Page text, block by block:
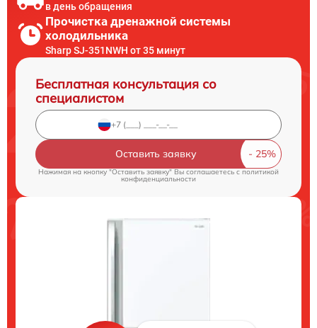
в день обращения
Прочистка дренажной системы
холодильника
Sharp SJ-351NWH от 35 минут
Бесплатная консультация со
специалистом
Оставить заявку
Нажимая на кнопку "Оставить заявку" Вы соглашаетесь cполитикой
конфиденциальности